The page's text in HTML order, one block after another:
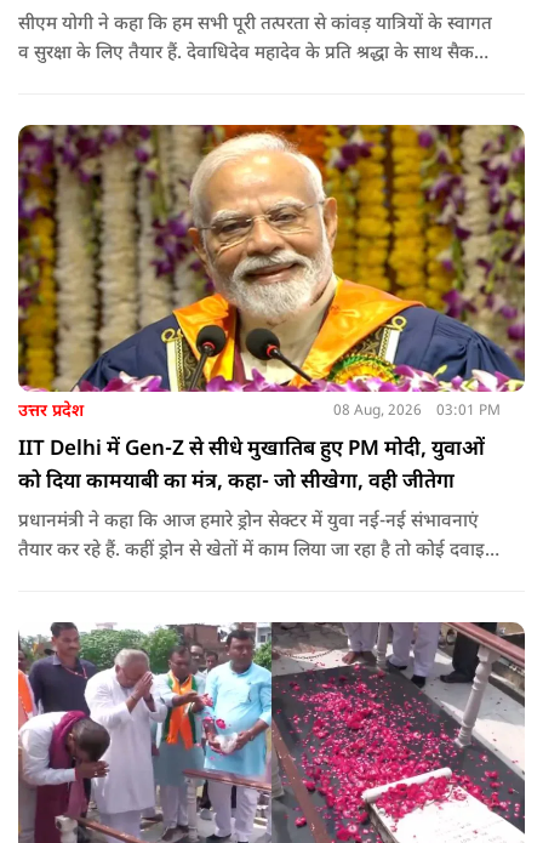
सीएम योगी ने कहा कि हम सभी पूरी तत्परता से कांवड़ यात्रियों के स्वागत
व सुरक्षा के लिए तैयार हैं. देवाधिदेव महादेव के प्रति श्रद्धा के साथ सैकड़ों
पात, क्षेत्र व प्रांत की सीमाओं से ऊपर उठकर उनकी हर श्वांस शिव के नाम
है.
उत्तर प्रदेश 08 Aug, 2026 03:01 PM
IIT Delhi में Gen-Z से सीधे मुखातिब हुए PM मोदी, युवाओं
को दिया कामयाबी का मंत्र, कहा- जो सीखेगा, वही जीतेगा
प्रधानमंत्री ने कहा कि आज हमारे ड्रोन सेक्टर में युवा नई-नई संभावनाएं
तैयार कर रहे हैं. कहीं ड्रोन से खेतों में काम लिया जा रहा है तो कोई दवाइयां